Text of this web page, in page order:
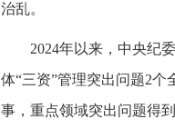
治乱。
2024年以来，中央纪
体“三资”管理突出问题2
事，重点领域突出问题得到